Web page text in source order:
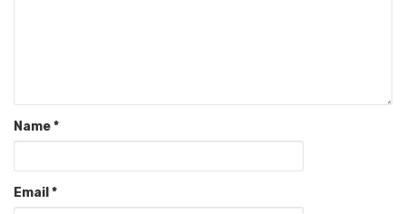
Name*
Email*